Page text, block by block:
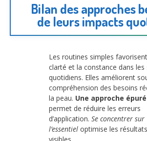
Bilan des approches
de leurs impacts
Les routines simples
clarté et la constance dans les
quotidiens. Elles améliorent
compréhension des besoins
la peau. Une approche
permet de réduire les erreurs
d’application. Se concentrer sur
l’essentiel optimise les résultats